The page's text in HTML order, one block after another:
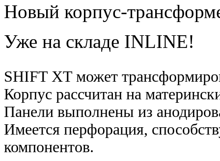
Новый корпус-
Уже на складе INLINE!
SHIFT XT может
Корпус рассчитан на
Панели выполнены из
Имеется перфорация,
компонентов.